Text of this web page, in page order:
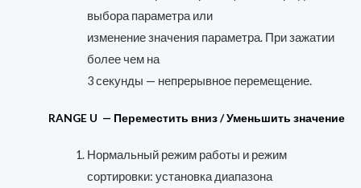
выбора параметра или
изменение значения параметра. При зажатии
более чем на
3 секунды — непрерывное перемещение.
RANGE U — Переместить вниз / Уменьшить значение
Нормальный режим работы и режим
сортировки: установка диапазона